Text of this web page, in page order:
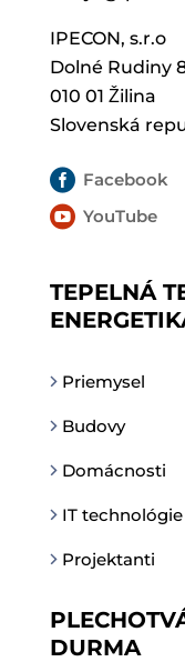
IPECON, s.r.o
Dolné Rudiny
010 01 Žilina
Slovenská
 Facebook
 YouTube
TEPELNÁ
Priemysel
Budovy
Domácnosti
IT technológie
Projektanti
DURMA